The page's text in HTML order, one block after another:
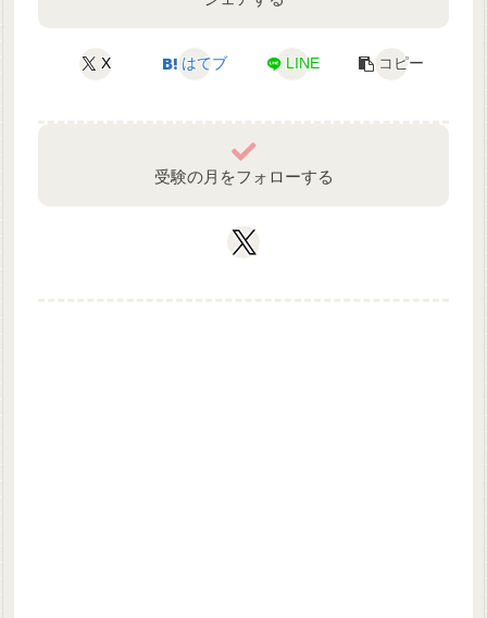
X はてブ LINE コピー
受験の月をフォローする